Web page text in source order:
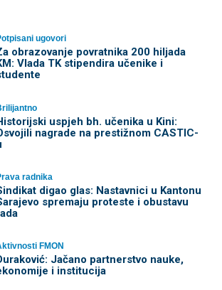
ugovori
obrazovanje povratnika 200 hiljada
Vlada TK stipendira učenike i
uspjeh bh. učenika u Kini:
nagrade na prestižnom CASTIC-
radnika
digao glas: Nastavnici u Kantonu
spremaju proteste i obustavu
FMON
Jačano partnerstvo nauke,
i institucija